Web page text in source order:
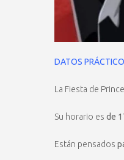
DATOS
La Fiesta de
Su horario es de
Están pensados